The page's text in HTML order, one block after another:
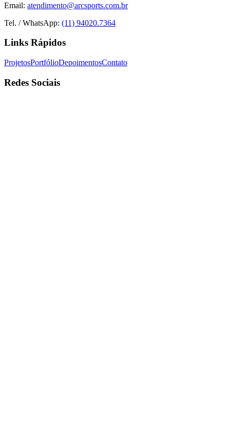
Email: atendimento@arcsports.com.br
Tel. / WhatsApp: (11) 94020.7364
Links Rápidos
ProjetosPortfólioDepoimentosContato
Redes Sociais